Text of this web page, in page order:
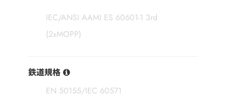
IEC/ANSI AAMI ES 60601-1 3rd
(2xMOPP)
鉄道規格
EN 50155/IEC 60571